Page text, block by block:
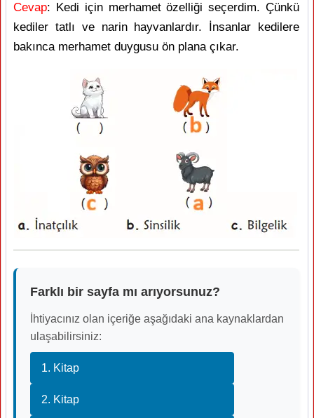
Cevap: Kedi için merhamet özelliği seçerdim. Çünkü
kediler tatlı ve narin hayvanlardır. İnsanlar kedilere
bakınca merhamet duygusu ön plana çıkar.
Farklı bir sayfa mı arıyorsunuz?
İhtiyacınız olan içeriğe aşağıdaki ana kaynaklardan
ulaşabilirsiniz:
1. Kitap
2. Kitap